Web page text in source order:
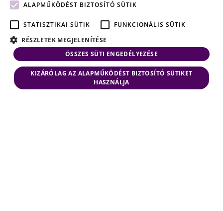
ALAPMŰKÖDÉST BIZTOSÍTÓ SÜTIK
STATISZTIKAI SÜTIK
FUNKCIONÁLIS SÜTIK
RÉSZLETEK MEGJELENÍTÉSE
ÖSSZES SÜTI ENGEDÉLYEZÉSE
KIZÁRÓLAG AZ ALAPMŰKÖDÉST BIZTOSÍTÓ SÜTIKET
HASZNÁLJA